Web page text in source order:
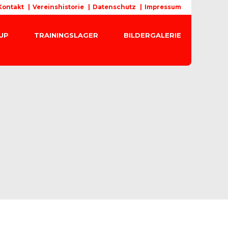
Vereinshistorie Datenschutz Impressum
TRAININGSLAGER BILDERGALERIE